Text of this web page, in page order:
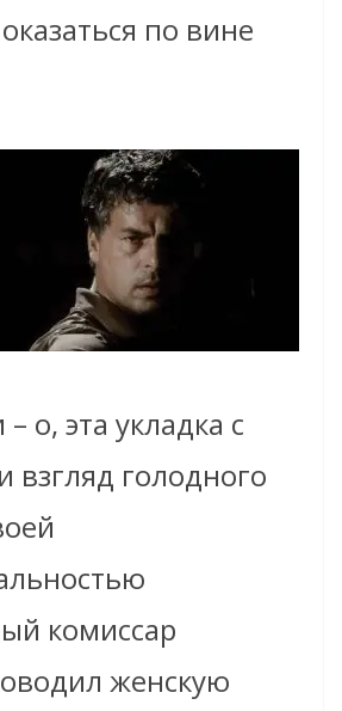
по вине
о, эта укладка с
взгляд голодного
комиссар
женскую